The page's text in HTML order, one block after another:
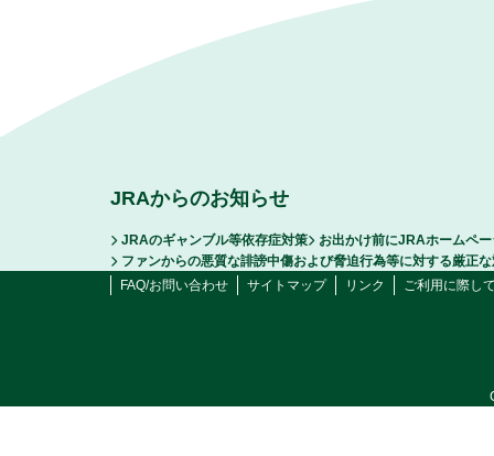
JRAからのお知らせ
JRAのギャンブル等依存症対策
お出かけ前にJRAホームペ
ファンからの悪質な誹謗中傷および脅迫行為等に対する厳正
FAQ/お問い合わせ
サイトマップ リンク ご利用に際し